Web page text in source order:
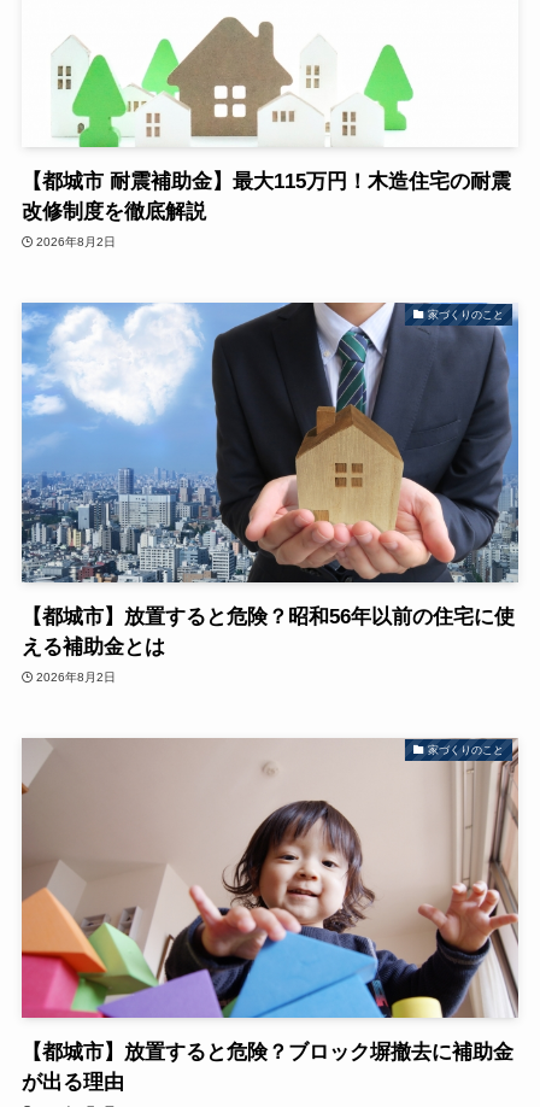
【都城市 耐震補助金】最大115万円！木造住宅の耐震
改修制度を徹底解説
2026年8月2日
家づくりのこと
【都城市】放置すると危険？昭和56年以前の住宅に使
える補助金とは
2026年8月2日
家づくりのこと
【都城市】放置すると危険？ブロック塀撤去に補助金
が出る理由